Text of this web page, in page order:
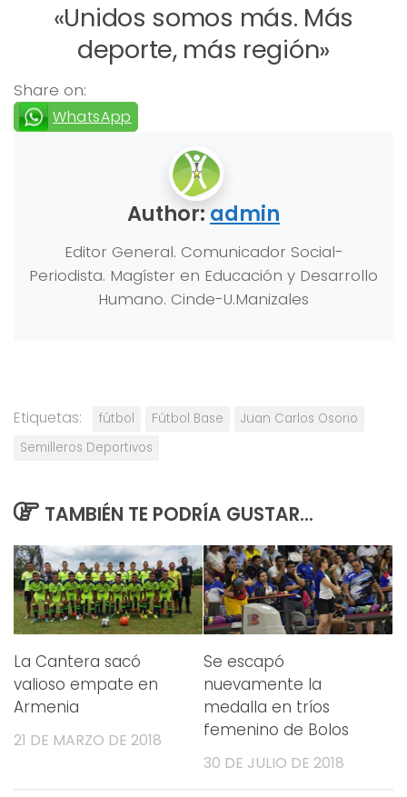
«Unidos somos más. Más
deporte, más región»
Share on:
WhatsApp
Author:admin
Editor General. Comunicador Social-
Periodista. Magíster en Educación y Desarrollo
Humano. Cinde-U.Manizales
Etiquetas: fútbol Fútbol Base
Juan Carlos Osorio
Semilleros Deportivos
TAMBIÉN TE PODRÍA GUSTAR...
La Cantera sacó
valioso empate en
Armenia
21 DE MARZO DE 2018
Se escapó
nuevamente la
medalla en tríos
femenino de Bolos
30 DE JULIO DE 2018